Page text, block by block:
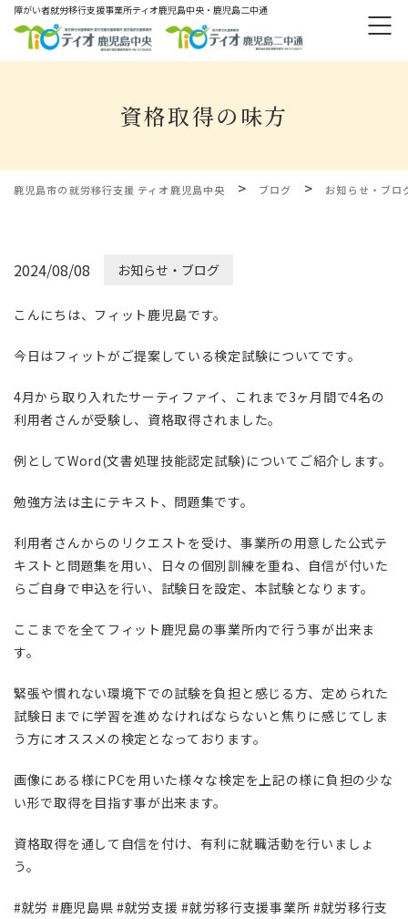
障がい者就労移⾏⽀援事業所ティオ⿅児島中央・鹿児島二中通
資格取得の味方
鹿児島市の就労移行支援 ティオ鹿児島中央 > ブログ > お知らせ・ブロ
2024/08/08 お知らせ・ブログ
こんにちは、フィット鹿児島です。
今日はフィットがご提案している検定試験についてです。
4月から取り入れたサーティファイ、これまで3ヶ月間で4名の
利用者さんが受験し、資格取得されました。
例としてWord(文書処理技能認定試験)についてご紹介します。
勉強方法は主にテキスト、問題集です。
利用者さんからのリクエストを受け、事業所の用意した公式テ
キストと問題集を用い、日々の個別訓練を重ね、自信が付いた
らご自身で申込を行い、試験日を設定、本試験となります。
ここまでを全てフィット鹿児島の事業所内で行う事が出来ま
す。
緊張や慣れない環境下での試験を負担と感じる方、定められた
試験日までに学習を進めなければならないと焦りに感じてしま
う方にオススメの検定となっております。
画像にある様にPCを用いた様々な検定を上記の様に負担の少な
い形で取得を目指す事が出来ます。
資格取得を通して自信を付け、有利に就職活動を行いましょ
う。
#就労 #鹿児島県 #就労支援 #就労移行支援事業所 #就労移行支